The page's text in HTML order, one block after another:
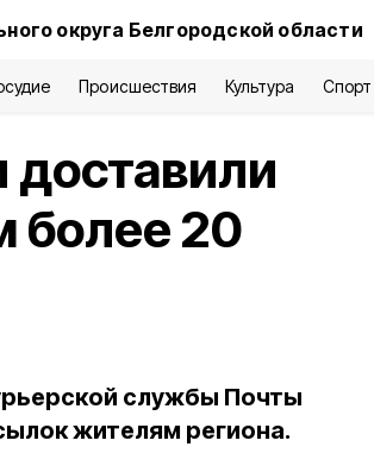
округа Белгородской области
Происшествия Культура Спорт
более 20
службы Почты
жителям региона.